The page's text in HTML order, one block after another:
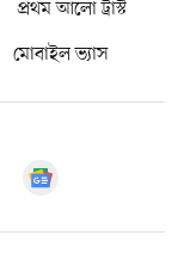
প্রথম আলো ট্রাস্ট
মোবাইল ভ্যাস